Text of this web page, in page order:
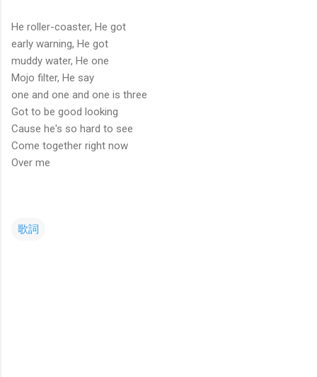
He roller-coaster, He got
early warning, He got
muddy water, He one
Mojo filter, He say
one and one and one is three
Got to be good looking
Cause he's so hard to see
Come together right now
Over me
歌詞